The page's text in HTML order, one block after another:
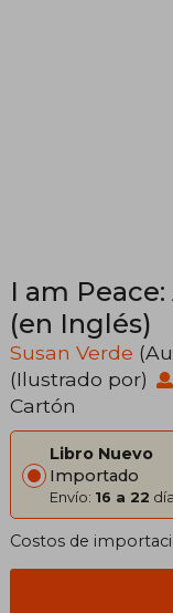
I am
(en Inglés)
Susan Verde
(Ilustrado por)
Cartón
Libro Nuevo
Importado
Envío: 16 a 22
Costos de